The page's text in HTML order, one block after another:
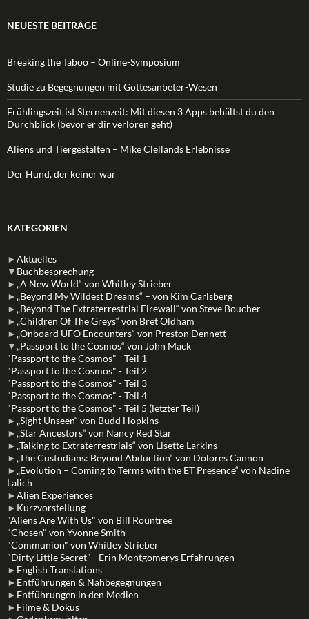
NEUESTE BEITRÄGE
Breaking the Taboo – Online-Symposium
Studie zu Begegnungen mit Gottesanbeter-Wesen
Frühlingszeit ist Sternenzeit: Mit diesen 3 Apps behältst du den
Durchblick (bevor er dir verloren geht)
Aliens und Tiergestalten – Mike Clellands Erlebnisse
Der Hund, der keiner war
KATEGORIEN
►Aktuelles
▼ Buchbesprechung
► „A New World“ von Whitley Strieber
► „Beyond My Wildest Dreams“ – von Kim Carlsberg
► „Beyond The Extraterrestrial Firewall“ von Steve Boucher
► „Children Of The Greys“ von Bret Oldham
► „Onboard UFO Encounters“ von Preston Dennett
▼ „Passport to the Cosmos“ von John Mack
"Passport to the Cosmos" - Teil 1
"Passport to the Cosmos" - Teil 2
"Passport to the Cosmos" - Teil 3
"Passport to the Cosmos" - Teil 4
"Passport to the Cosmos" - Teil 5 (letzter Teil)
► „Sight Unseen“ von Budd Hopkins
► „Star Ancestors“ von Nancy Red Star
► „Talking to Extraterrestrials“ von Lisette Larkins
► „The Custodians: Beyond Abduction“ von Dolores Cannon
► „Evolution – Coming to Terms with the ET Presence“ von Nadine
Lalich
►Alien Experiences
► Kurzvorstellung
"Aliens Are With Us" von Bill Rountree
"Chosen" von Yvonne Smith
"Communion" von Whitley Strieber
"Dirty Little Secret" - Erin Montgomerys Erfahrungen
► English Translations
► Entführungen & Nahbegegnungen
► Entführungen in den Medien
► Filme & Dokus